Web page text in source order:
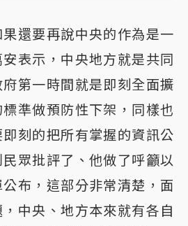
還要再說中央的作為是一
表示，中央地方就是共同
第一時間就是即刻全面擴
準做預防性下架，同樣也
刻的把所有掌握的資訊公
眾批評了、他做了呼籲以
布，這部分非常清楚，面
中央、地方本來就有各自